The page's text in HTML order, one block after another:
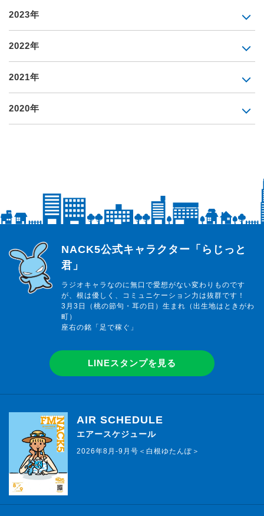
2023年
2022年
2021年
2020年
らじっと君
NACK5公式キャラクター「らじっと
君」
ラジオキャラなのに無口で愛想がない変わりものです
が、根は優しく、コミュニケーション力は抜群です！
3月3日（桃の節句・耳の日）生まれ（出生地はときがわ
町）
座右の銘「足で稼ぐ」
LINEスタンプを見る
AIR SCHEDULE
エアースケジュール
2026年8月-9月号＜白根ゆたんぽ＞